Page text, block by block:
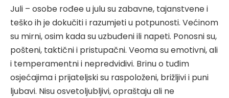
Juli – osobe rođee u julu su zabavne, tajanstvene i
teško ih je dokučiti i razumjeti u potpunosti. Većinom
su mirni, osim kada su uzbuđeni ili napeti. Ponosni su,
pošteni, taktični i pristupačni. Veoma su emotivni, ali
i temperamentni i nepredvidivi. Brinu o tuđim
osjećajima i prijateljski su raspoloženi, brižljivi i puni
ljubavi. Nisu osvetoljubljivi, opraštaju ali ne